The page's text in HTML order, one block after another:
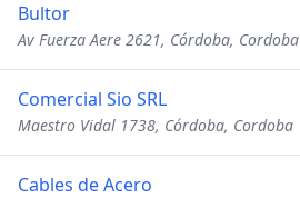
Bultor
Av Fuerza Aere 2621, Córdoba, Cordoba
Comercial Sio SRL
Maestro Vidal 1738, Córdoba, Cordoba
Cables de Acero